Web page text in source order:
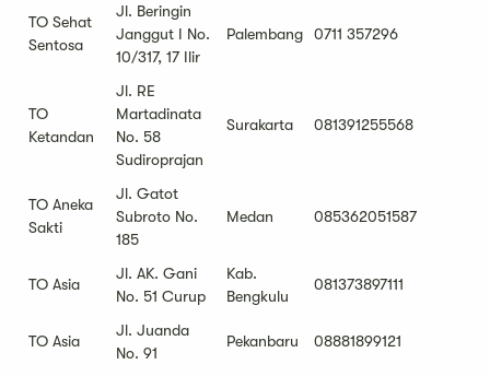
TO Sehat
Sentosa
Jl. Beringin
Janggut I No.
10/317, 17 Ilir
Palembang 0711 357296
TO
Ketandan
Jl. RE
Martadinata
No. 58
Sudiroprajan
Surakarta 081391255568
TO Aneka
Sakti
Jl. Gatot
Subroto No.
185
Medan 085362051587
TO Asia
Jl. AK. Gani
No. 51 Curup
Kab.
Bengkulu
081373897111
TO Asia
Jl. Juanda
No. 91
Pekanbaru 08881899121